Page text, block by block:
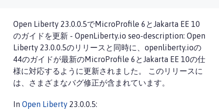
Open Liberty 23.0.0.5でMicroProfile 6とJakarta EE 10
のガイドを更新 - OpenLiberty.io seo-description: Open
Liberty 23.0.0.5のリリースと同時に、openliberty.ioの
44のガイドが最新のMicroProfile 6とJakarta EE 10の仕
様に対応するように更新されました。 このリリースに
は、さまざまなバグ修正が含まれています。
In Open Liberty 23.0.0.5: